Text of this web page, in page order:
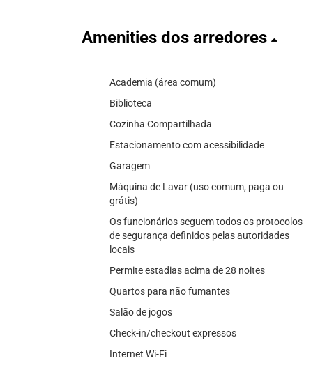
Amenities dos arredores
Academia (área comum)
Biblioteca
Cozinha Compartilhada
Estacionamento com acessibilidade
Garagem
Máquina de Lavar (uso comum, paga ou
grátis)
Os funcionários seguem todos os protocolos
de segurança definidos pelas autoridades
locais
Permite estadias acima de 28 noites
Quartos para não fumantes
Salão de jogos
Check-in/checkout expressos
Internet Wi-Fi